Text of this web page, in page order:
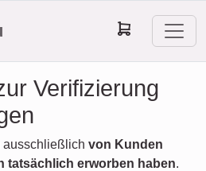
Verifizierung
ausschließlich von Kunden
tatsächlich erworben haben.